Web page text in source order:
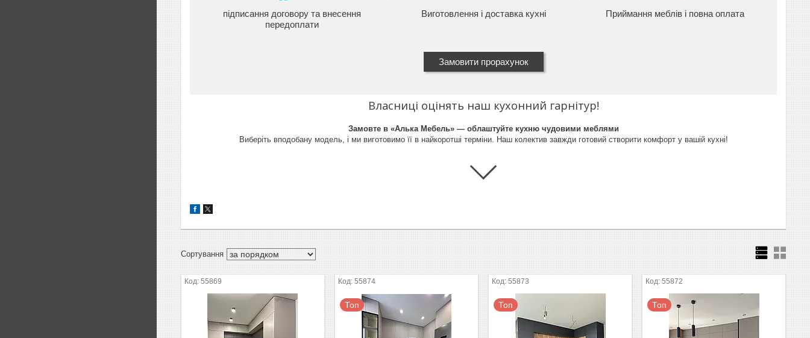
підписання договору та внесення
передоплати
Виготовлення і доставка кухні Приймання меблів і повна оплата
Замовити прорахунок
Власниці оцінять наш кухонний гарнітур!
Замовте в «Алька Мебель» — облаштуйте кухню чудовими меблями
Виберіть вподобану модель, і ми виготовимо її в найкоротші терміни. Наш колектив завжди готовий створити комфорт у вашій кухні!
55869 55874
Топ
55873
Топ
55872
Топ